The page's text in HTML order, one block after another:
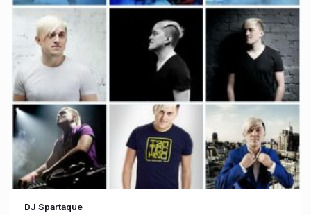
DJ Spartaque